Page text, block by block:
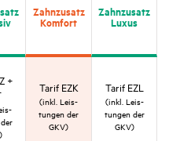
Zahn­zu­satz
Komfort
Zahn­zu­satz
Luxus
+
Tarif EZK
(inkl. Leis­
tungen der
GKV)
Tarif EZL
(inkl. Leis­
tungen der
GKV)